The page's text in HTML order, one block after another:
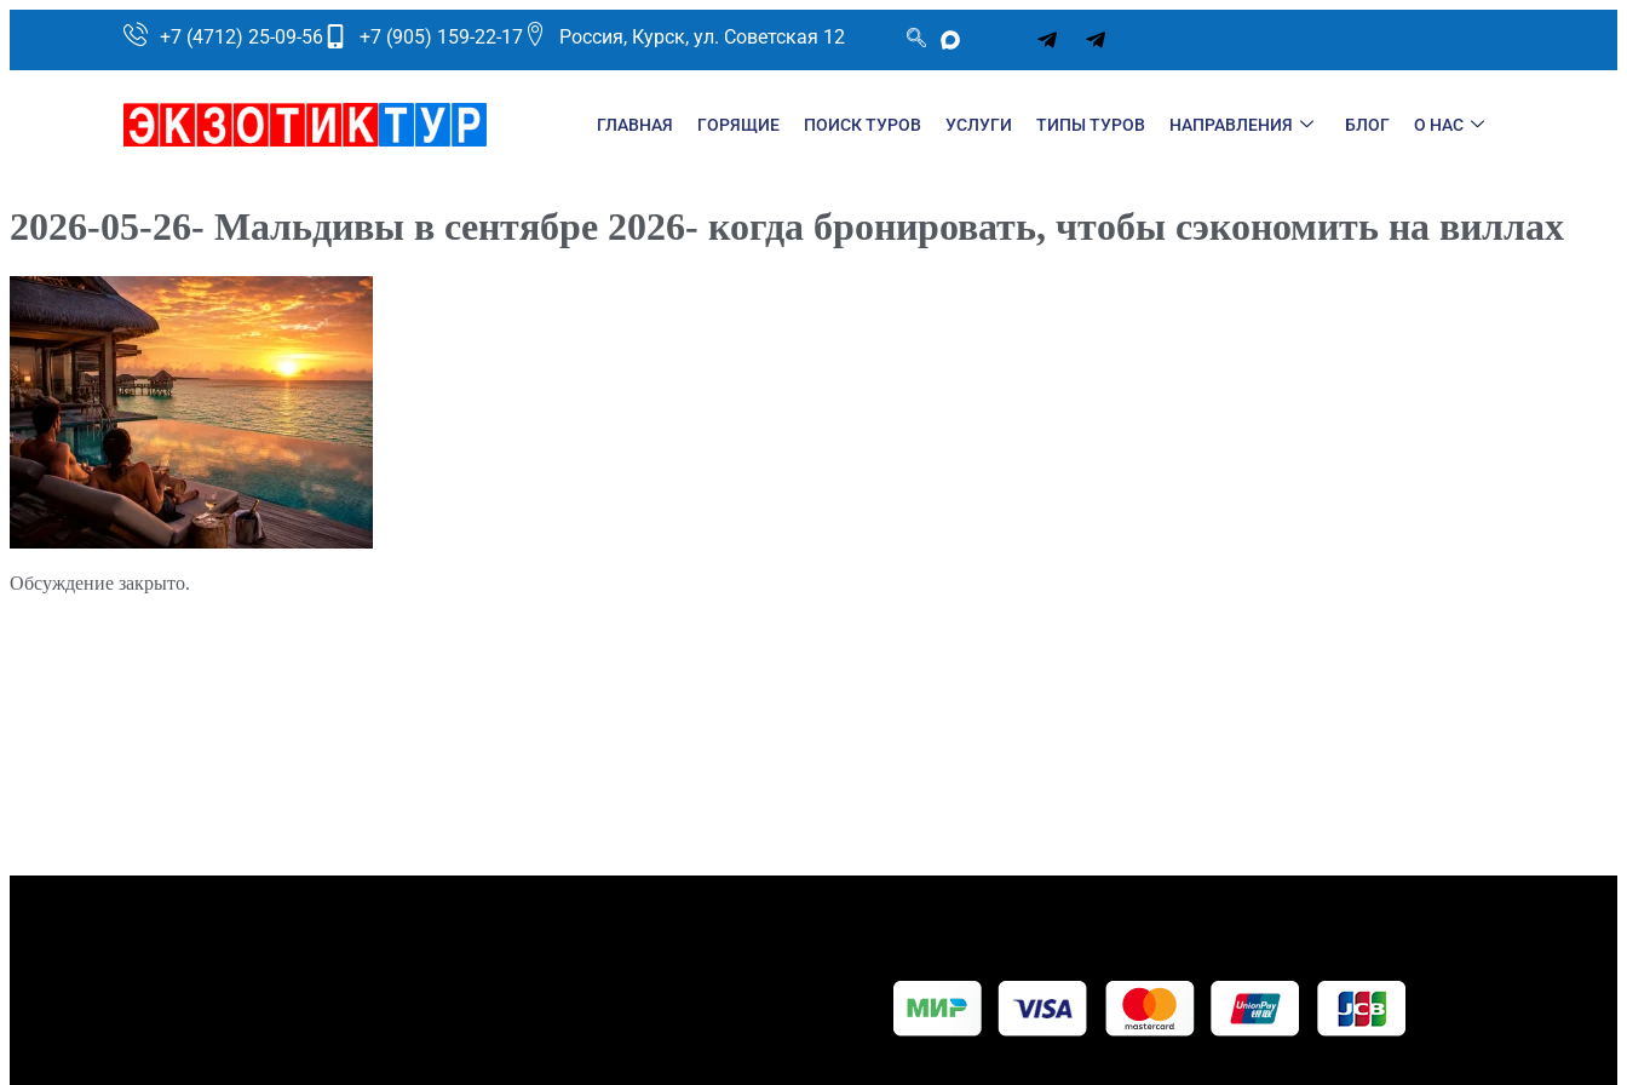
+7 (4712) 25-09-56 +7 (905) 159-22-17 Россия, Курск, ул. Советская 12
ГЛАВНАЯ ГОРЯЩИЕ ПОИСК ТУРОВ УСЛУГИ ТИПЫ ТУРОВ НАПРАВЛЕНИЯ БЛОГ О НАС
2026-05-26- Мальдивы в сентябре 2026- когда бронировать, чтобы сэкономить на виллах
Обсуждение закрыто.